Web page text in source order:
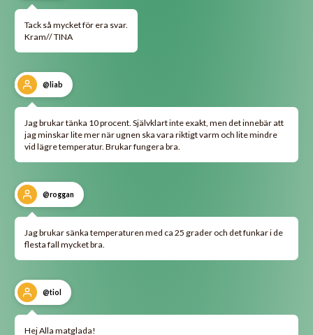
Tack så mycket för era svar.
Kram// TINA
@liab
Jag brukar tänka 10 procent. Självklart inte exakt, men det innebär att
jag minskar lite mer när ugnen ska vara riktigt varm och lite mindre
vid lägre temperatur. Brukar fungera bra.
@roggan
Jag brukar sänka temperaturen med ca 25 grader och det funkar i de
flesta fall mycket bra.
@tiol
Hej Alla matglada!